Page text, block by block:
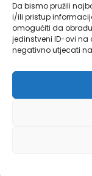
Da bismo pružili
i/ili pristup
omogućiti da
jedinstveni ID-ovi na
negativno utjecati